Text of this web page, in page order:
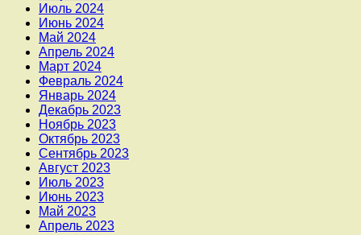
Июль 2024
Июнь 2024
Май 2024
Апрель 2024
Март 2024
Февраль 2024
Январь 2024
Декабрь 2023
Ноябрь 2023
Октябрь 2023
Сентябрь 2023
Август 2023
Июль 2023
Июнь 2023
Май 2023
Апрель 2023